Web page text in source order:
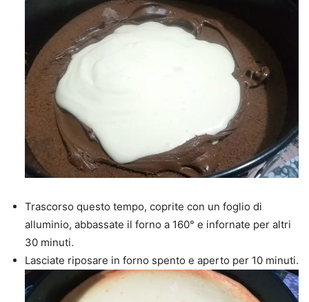
Trascorso questo tempo, coprite con un foglio di
alluminio, abbassate il forno a 160° e infornate per altri
30 minuti.
Lasciate riposare in forno spento e aperto per 10 minuti.